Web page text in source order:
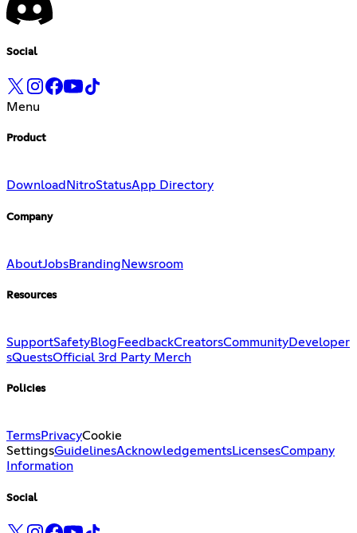
Social
Menu
Product
Download NitroStatusApp Directory
Company
AboutJobsBranding Newsroom
Resources
SupportSafetyBlog FeedbackCreatorsCommunityDeveloper
sQuestsOfficial 3rd Party Merch
Policies
TermsPrivacyCookie
SettingsGuidelinesAcknowledgementsLicensesCompany
Information
Social